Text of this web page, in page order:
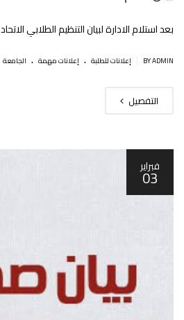
بعد استلام الادارة لبيان التنظيم الطلابي الاتحاد
BY ADMIN إعلانات للطلبة . إعلانات مهمة . الجامعة
التفصيل
فبراير
03